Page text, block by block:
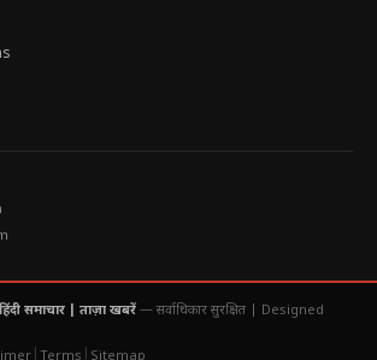
समाचार | ताज़ा खबरें — सर्वाधिकार सुरक्षित | Designed
Terms Sitemap